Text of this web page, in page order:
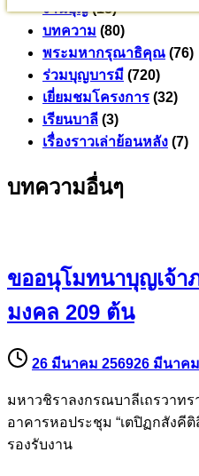
งานบุญ(18)
บทความ (80)
พระมหากรุณาธิคุณ (76)
ร่วมบุญบารมี (720)
เยี่ยมชมโครงการ (32)
เรียนบาลี (3)
เรื่องราวเล่าย้อนหลัง (7)
บทความอื่นๆ
ขออนุโมทนาบุญเจ้
มงคล 209 ต้น
26 มีนาคม 256926 มีนาค
มหาวชิราลงกรณบาลีเถรวาทร
อาคารหอประชุม “เตปิฏกสังคีติ
รองรับงาน